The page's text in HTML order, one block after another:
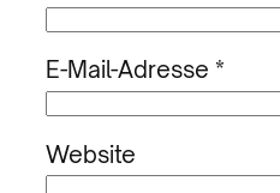
E-Mail-Adresse *
Website